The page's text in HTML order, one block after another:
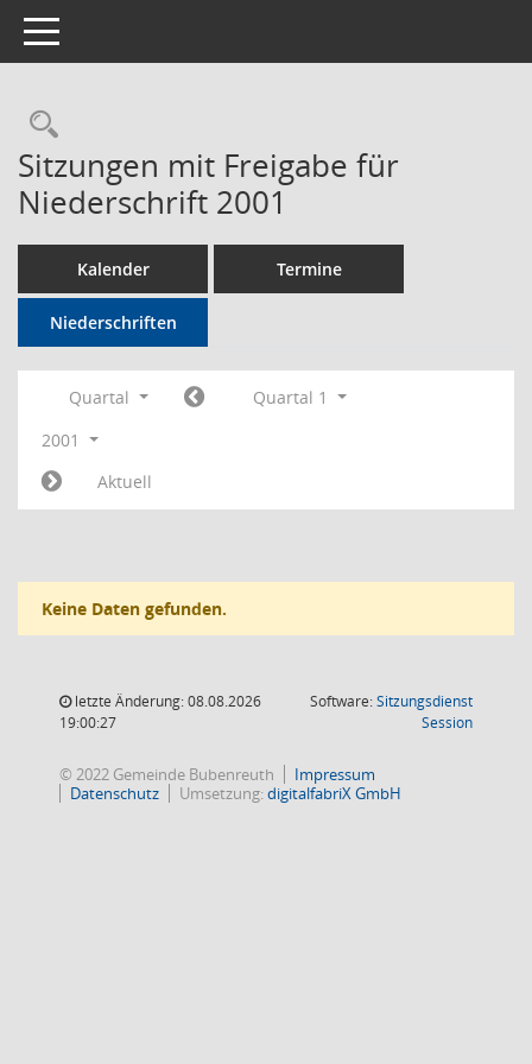
Toggle navigation
Rechercheauswahl
Sitzungen mit Freigabe für
Niederschrift 2001
Kalender Termine
Niederschriften
Quartal
Quartal 1
2001
Aktuell
Keine Daten gefunden.
letzte Änderung: 08.08.2026
19:00:27
Software:Sitzungsdienst
Session(Wird in
© 2022 Gemeinde Bubenreuth
Impressum
Datenschutz
Umsetzung:digitalfabriX GmbH